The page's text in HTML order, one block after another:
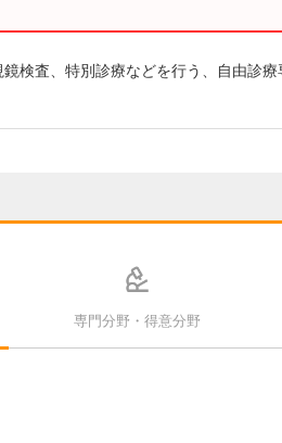
検査、特別診療などを行う、自由診
専門分野・得意分野